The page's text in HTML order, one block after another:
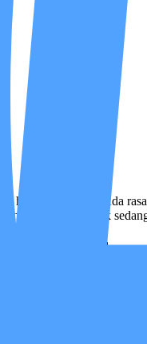
hal yang mudah. Ada
ketika Anda tidak
suction, tracheostomy)